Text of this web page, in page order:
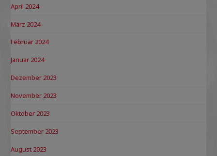
April 2024
März 2024
Februar 2024
Januar 2024
Dezember 2023
November 2023
Oktober 2023
September 2023
August 2023